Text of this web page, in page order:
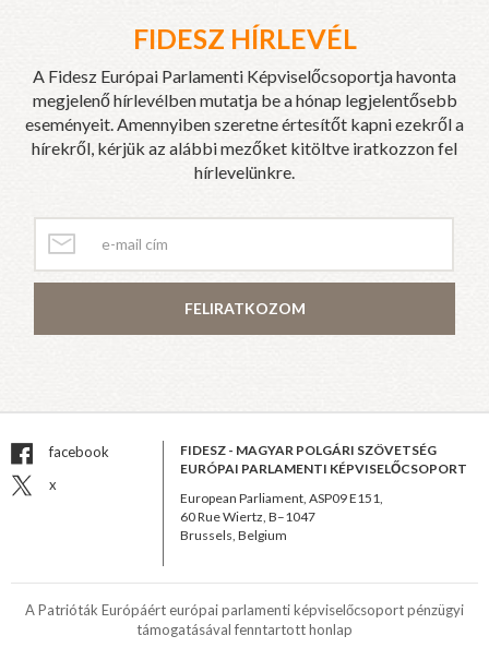
FIDESZ HÍRLEVÉL
A Fidesz Európai Parlamenti Képviselőcsoportja havonta
megjelenő hírlevélben mutatja be a hónap legjelentősebb
eseményeit. Amennyiben szeretne értesítőt kapni ezekről a
hírekről, kérjük az alábbi mezőket kitöltve iratkozzon fel
hírlevelünkre.
FELIRATKOZOM
facebook
x
FIDESZ - MAGYAR POLGÁRI SZÖVETSÉG
EURÓPAI PARLAMENTI KÉPVISELŐCSOPORT
European Parliament, ASP09 E151,
60 Rue Wiertz, B–1047
Brussels, Belgium
A Patrióták Európáért európai parlamenti képviselőcsoport pénzügyi
támogatásával fenntartott honlap